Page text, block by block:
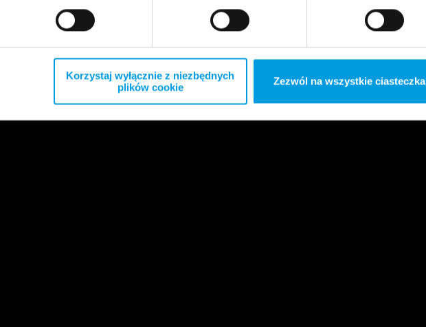
Korzystaj wyłącznie z niezbędnych
plików cookie
Zezwól na wszystkie ciasteczka